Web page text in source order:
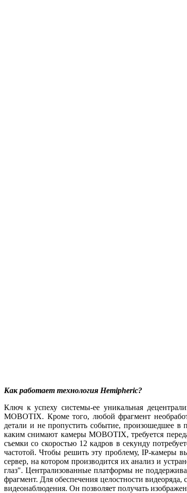
Как работает технология Hemipheric?
Ключ к успеху системы-ее уникальная
MOBOTIX. Кроме того, любой фрагмент
детали и не пропустить событие, произошедшее в
каким снимают камеры MOBOTIX, требуется
съемки со скоростью 12 кадров в секунду
частотой. Чтобы решить эту проблему, IP-камеры
сервер, на котором производится их анализ и
глаз". Централизованные платформы не
фрагмент. Для обеспечения целостности
видеонаблюдения. Он позволяет получать